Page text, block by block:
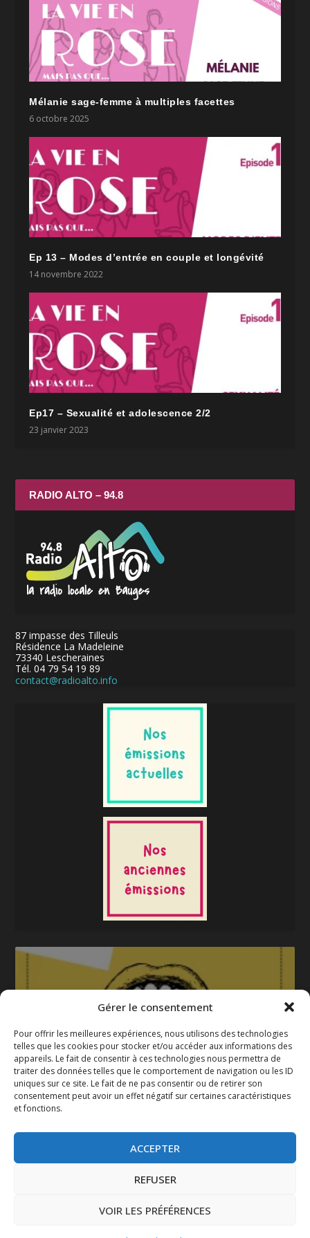
Gérer le consentement
Pour offrir les meilleures expériences, nous utilisons des technologies
telles que les cookies pour stocker et/ou accéder aux informations des
appareils. Le fait de consentir à ces technologies nous permettra de
traiter des données telles que le comportement de navigation ou les ID
uniques sur ce site. Le fait de ne pas consentir ou de retirer son
consentement peut avoir un effet négatif sur certaines caractéristiques
et fonctions.
ACCEPTER
REFUSER
VOIR LES PRÉFÉRENCES
Mélanie sage-femme à multiples facettes
6 octobre 2025
Ep 13 – Modes d’entrée en couple et longévité
14 novembre 2022
Ep17 – Sexualité et adolescence 2/2
23 janvier 2023
RADIO ALTO – 94.8
87 impasse des Tilleuls
Résidence La Madeleine
73340 Lescheraines
Tél. 04 79 54 19 89
contact@radioalto.info
La gazette 2025-2026